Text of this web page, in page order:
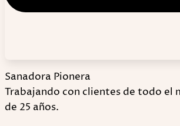
Sanadora Pionera
Trabajando con clientes de todo el
de 25 años.